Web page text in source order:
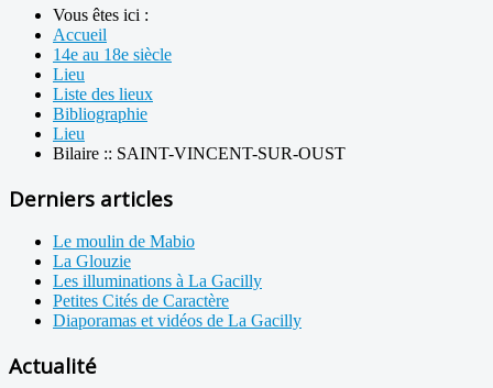
Vous êtes ici :
Accueil
14e au 18e siècle
Lieu
Liste des lieux
Bibliographie
Lieu
Bilaire :: SAINT-VINCENT-SUR-OUST
Derniers articles
Le moulin de Mabio
La Glouzie
Les illuminations à La Gacilly
Petites Cités de Caractère
Diaporamas et vidéos de La Gacilly
Actualité